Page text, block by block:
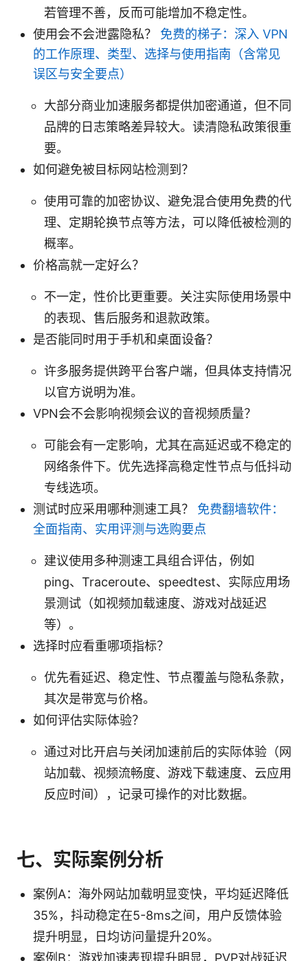
若管理不善，反而可能增加不稳定性。
使用会不会泄露隐私？ 免费的梯子：深入 VPN
的工作原理、类型、选择与使用指南（含常见
误区与安全要点）
大部分商业加速服务都提供加密通道，但不同
品牌的日志策略差异较大。读清隐私政策很重
要。
如何避免被目标网站检测到？
使用可靠的加密协议、避免混合使用免费的代
理、定期轮换节点等方法，可以降低被检测的
概率。
价格高就一定好么？
不一定，性价比更重要。关注实际使用场景中
的表现、售后服务和退款政策。
是否能同时用于手机和桌面设备？
许多服务提供跨平台客户端，但具体支持情况
以官方说明为准。
VPN会不会影响视频会议的音视频质量？
可能会有一定影响，尤其在高延迟或不稳定的
网络条件下。优先选择高稳定性节点与低抖动
专线选项。
测试时应采用哪种测速工具？ 免费翻墙软件：
全面指南、实用评测与选购要点
建议使用多种测速工具组合评估，例如
ping、Traceroute、speedtest、实际应用场
景测试（如视频加载速度、游戏对战延迟
等）。
选择时应看重哪项指标？
优先看延迟、稳定性、节点覆盖与隐私条款，
其次是带宽与价格。
如何评估实际体验？
通过对比开启与关闭加速前后的实际体验（网
站加载、视频流畅度、游戏下载速度、云应用
反应时间），记录可操作的对比数据。
七、实际案例分析
案例A：海外网站加载明显变快，平均延迟降低
35%，抖动稳定在5-8ms之间，用户反馈体验
提升明显，日均访问量提升20%。
案例B：游戏加速表现提升明显，PVP对战延迟